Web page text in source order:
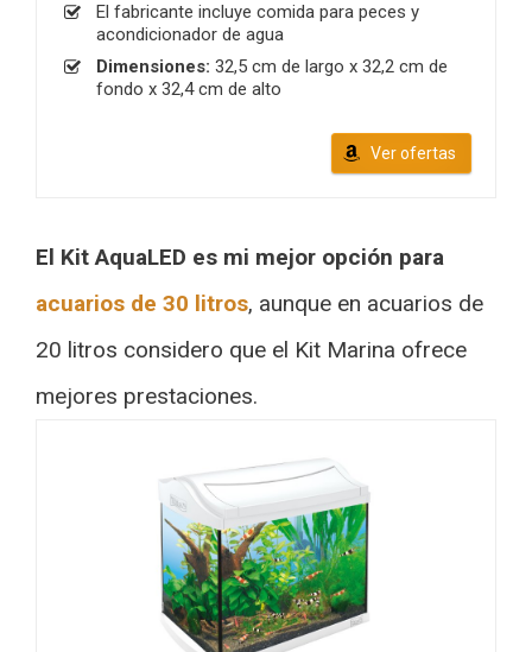
El fabricante incluye comida para peces y
acondicionador de agua
Dimensiones: 32,5 cm de largo x 32,2 cm de
fondo x 32,4 cm de alto
Ver ofertas
El Kit AquaLED es mi mejor opción para
acuarios de 30 litros, aunque en acuarios de
20 litros considero que el Kit Marina ofrece
mejores prestaciones.